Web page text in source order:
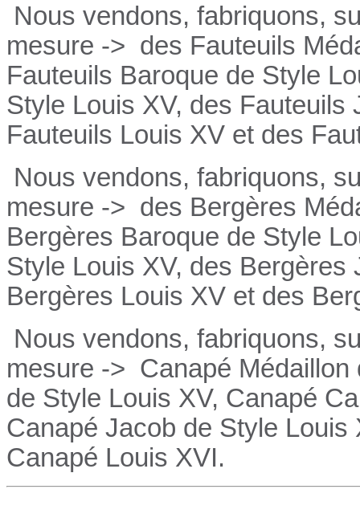
Nous vendons, fabriquons,
mesure -> des Fauteuils
Fauteuils Baroque de Style
Style Louis XV, des Fauteuils
Fauteuils Louis XV et des
Nous vendons, fabriquons,
mesure -> des Bergères
Bergères Baroque de Style
Style Louis XV, des Bergères
Bergères Louis XV et des
Nous vendons, fabriquons,
mesure -> Canapé
de Style Louis XV, Canapé
Canapé Jacob de Style
Canapé Louis XVI.